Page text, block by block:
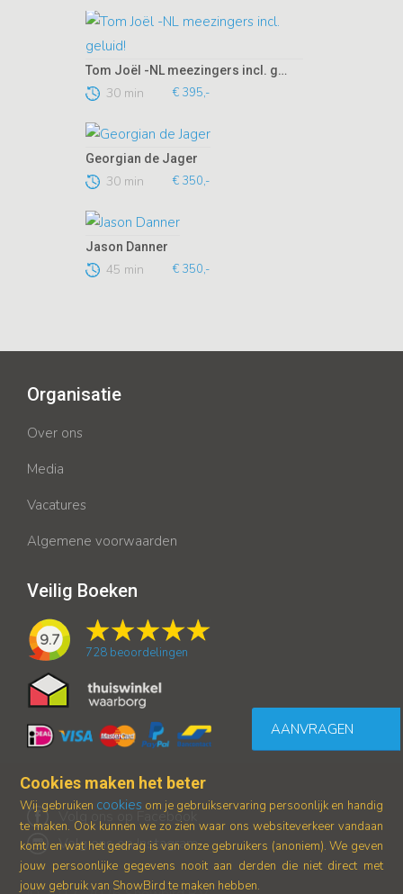
Tom Joël -NL meezingers incl. geluid!
30 min € 395,-
Georgian de Jager
30 min € 350,-
Jason Danner
45 min € 350,-
AANVRAGEN
Organisatie
Over ons
Media
Vacatures
Algemene voorwaarden
Veilig Boeken
9.7
728 beoordelingen
Volg ons op Facebook
Volg ons op Instagram
Cookies maken het beter
Wij gebruiken cookies om je gebruikservaring persoonlijk en handig
te maken. Ook kunnen we zo zien waar ons websiteverkeer vandaan
komt en wat het gedrag is van onze gebruikers (anoniem). We geven
jouw persoonlijke gegevens nooit aan derden die niet direct met
jouw gebruik van ShowBird te maken hebben.